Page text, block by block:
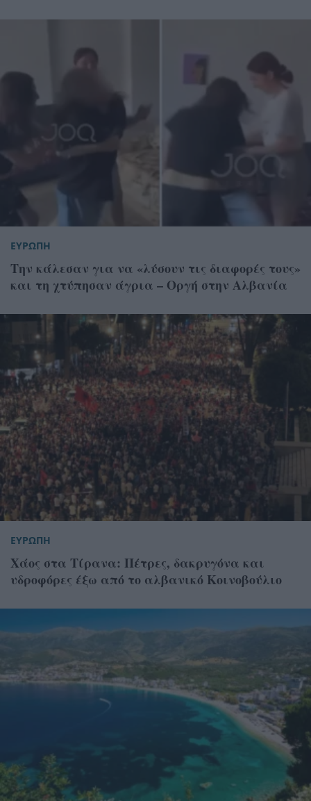
ΕΥΡΩΠΗ
Την κάλεσαν για να «λύσουν τις διαφορές τους»
και τη χτύπησαν άγρια – Οργή στην Αλβανία
ΕΥΡΩΠΗ
Χάος στα Τίρανα: Πέτρες, δακρυγόνα και
υδροφόρες έξω από το αλβανικό Κοινοβούλιο